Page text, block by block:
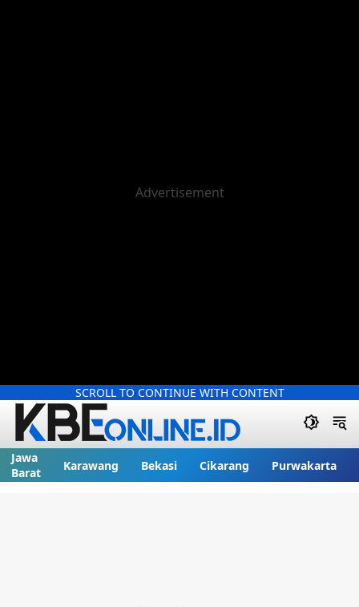
SCROLL TO CONTINUE WITH CONTENT
Jawa
Barat
Karawang Bekasi Cikarang Purwakarta